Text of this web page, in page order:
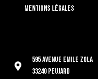
Mentions légales
595 Avenue Emile Zola
33240 Peujard